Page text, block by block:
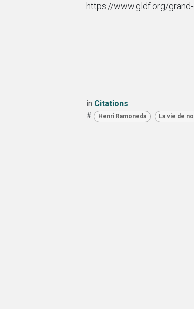
https://www.gldf.org/
in Citations
#
Henri Ramoneda La vie de